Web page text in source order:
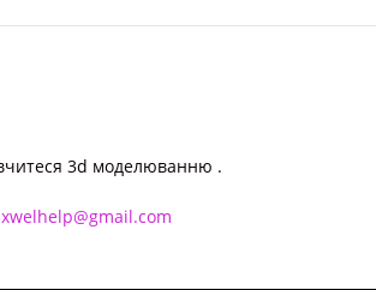
3d моделюванню .